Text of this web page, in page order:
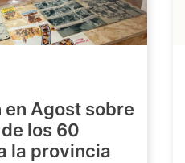
en Agost sobre
los 60
la provincia